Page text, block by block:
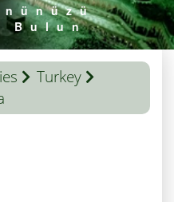
Bulun
Turkey